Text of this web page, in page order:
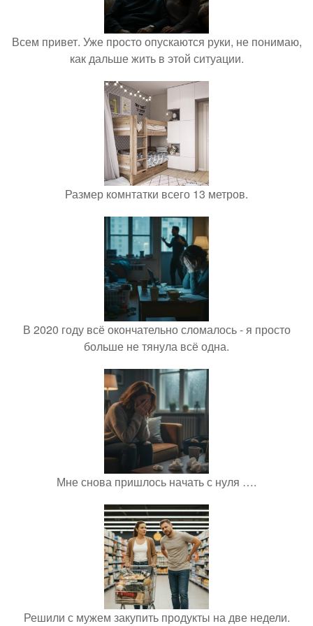
Всем привет. Уже просто опускаются руки, не понимаю,
как дальше жить в этой ситуации.
Размер комнтатки всего 13 метров.
В 2020 году всё окончательно сломалось - я просто
больше не тянула всё одна.
Мне снова пришлось начать с нуля ….
Решили с мужем закупить продукты на две недели.